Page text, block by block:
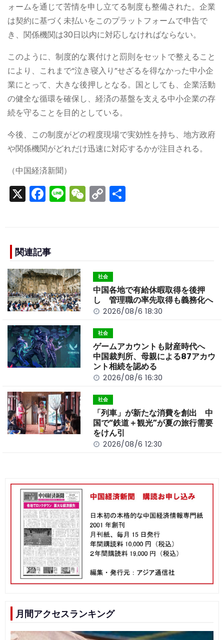
ォームを通じて苦情を申し立てる制度も整備された。企業
は契約に基づく未払いをこのプラットフォームで申告で
き、関係機関は30日以内に対応しなければならない。
このように、制度的な裏付けと罰則をセットで整えること
により、これまで“泣き寝入り”せざるを得なかった中小企
業にとって、大きな後押しとなる。国としても、企業活動
の健全な循環を確保し、経済の基盤を支える中小企業の存
続を守ることを目的としている。
今後、この制度がどの程度現場で実効性を持ち、地方政府
や関係機関がどれだけ迅速に対応するかが注目される。
（中国経済新聞）
X F
a
e
b
o
o
k
Li
n
W
e
C
o
n
k
関連記事
社会
中国各地で有給休暇取得を後押
し 管理職の率先取得も義務化へ
2026/08/6 18:30
社会
ゲームアカウントも財産時代へ
中国裁判所、母親による87アカウ
ント相続を認める
2026/08/6 16:30
社会
「列車」が新たな消費を創出 中
国で“鉄道＋観光”が夏の旅行需要
をけん引
2026/08/6 12:30
月間アクセスランキング